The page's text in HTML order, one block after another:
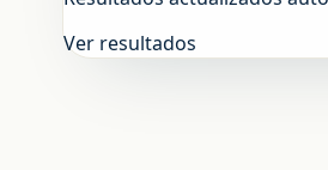
Ver resultados